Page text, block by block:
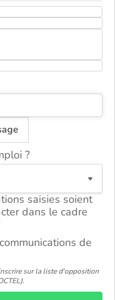
?
saisies soient
dans le cadre
de
sur la liste d'opposition